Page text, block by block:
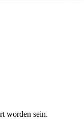
worden sein.